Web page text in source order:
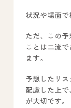
状況や場面で
ただ、この
ことは二流
ます。
予想したリ
配慮した上
が大切です。